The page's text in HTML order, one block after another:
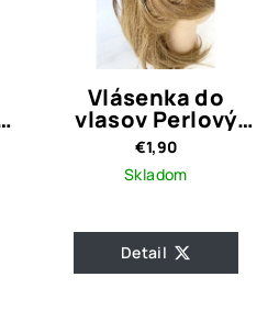
Vlásenka do
vlasov Perlový
kvet
€1,90
Skladom
Detail